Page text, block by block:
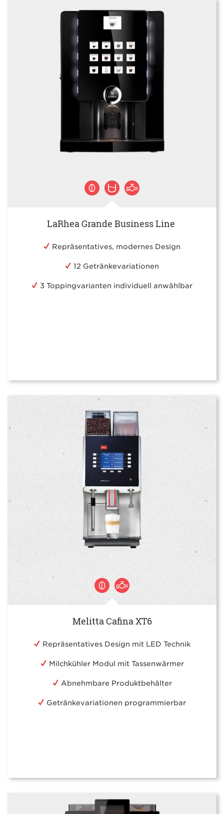
LaRhea Grande Business Line
Repräsentatives, modernes Design
12 Getränkevariationen
3 Toppingvarianten individuell anwählbar
Melitta Cafina XT6
Repräsentatives Design mit LED Technik
Milchkühler Modul mit Tassenwärmer
Abnehmbare Produktbehälter
Getränkevariationen programmierbar